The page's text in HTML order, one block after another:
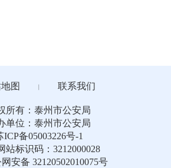
图 联系我们
所有：泰州市公安局
单位：泰州市公安局
ICP备05003226号-1
站标识码：3212000028
安备 32120502010075号